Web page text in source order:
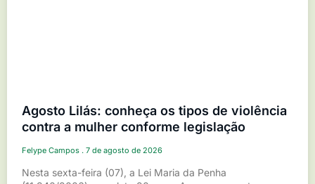
Agosto Lilás: conheça os tipos de violência
contra a mulher conforme legislação
Felype Campos 7 de agosto de 2026
Nesta sexta-feira (07), a Lei Maria da Penha